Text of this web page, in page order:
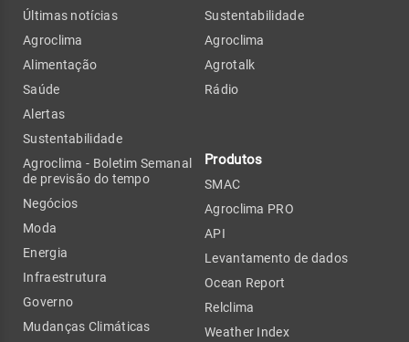
Últimas notícias
Agroclima
Alimentação
Saúde
Alertas
Sustentabilidade
Agroclima - Boletim Semanal
de previsão do tempo
Negócios
Moda
Energia
Infraestrutura
Governo
Mudanças Climáticas
Sustentabilidade
Agroclima
Agrotalk
Rádio
Produtos
SMAC
Agroclima PRO
API
Levantamento de dados
Ocean Report
Relclima
Weather Index